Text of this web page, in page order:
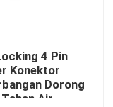
4 Pin
Konektor
Dorong
Air